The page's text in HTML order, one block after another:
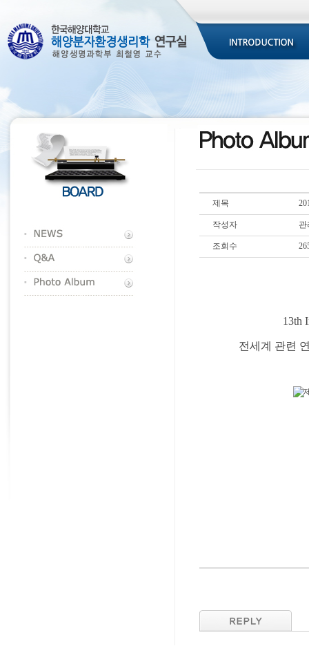
제목
작성자 관
조회수
13th
전세계 관련